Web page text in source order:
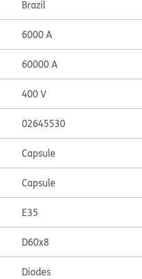
Brazil
6000 A
60000 A
400 V
02645530
Capsule
Capsule
E35
D60x8
Diodes